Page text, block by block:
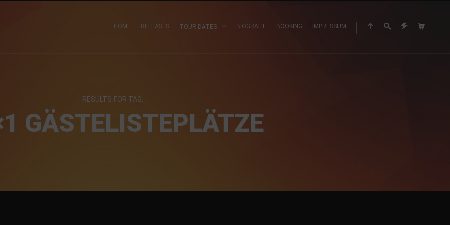
HOME RELEASES TOUR DATES BIOGRAFIE BOOKING IMPRESSUM
RESULTS FOR TAG:
GÄSTELISTEPLÄTZE